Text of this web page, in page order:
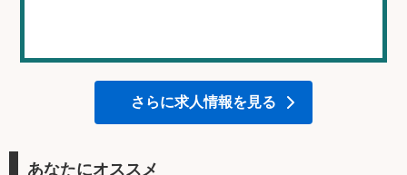
さらに求人情報を見る
あなたにオススメ